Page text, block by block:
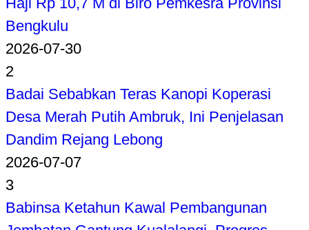
Bengkulu
2026-07-30
2
Badai Sebabkan Teras Kanopi Koperasi
Desa Merah Putih Ambruk, Ini Penjelasan
Dandim Rejang Lebong
2026-07-07
3
Babinsa Ketahun Kawal Pembangunan